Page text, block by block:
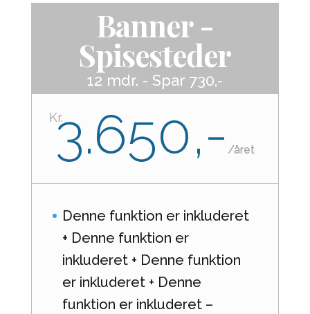
Banner -
Spisesteder
12 mdr. - Spar 730,-
Kr.3.650,- /året
Denne funktion er inkluderet
+ Denne funktion er
inkluderet + Denne funktion
er inkluderet + Denne
funktion er inkluderet –